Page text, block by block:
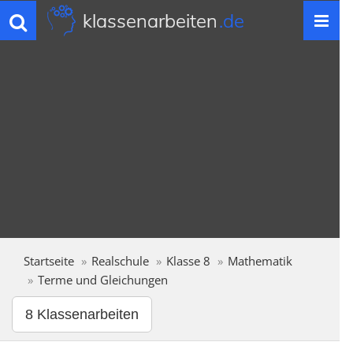
Toggle
navigation
klassenarbeiten.de
Startseite Realschule Klasse 8
Mathematik
Terme und Gleichungen
8 Klassenarbeiten